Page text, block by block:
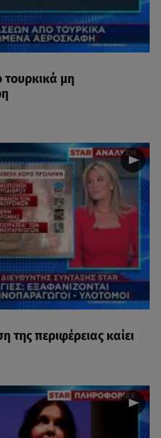
μη
της περιφέρειας καίει